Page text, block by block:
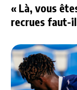
« Là, vous
recrues faut-il